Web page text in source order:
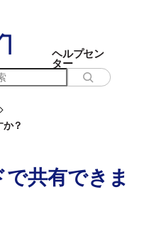
ヘルプセン
ター
>
？
共有できま